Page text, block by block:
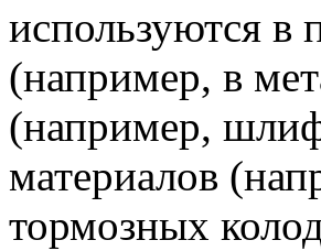
используются в
(например, в
(например,
материалов
тормозных